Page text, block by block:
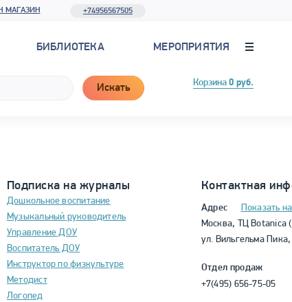
МАГАЗИН +74956567505
БИБЛИОТЕКА МЕРОПРИЯТИЯ
Искать Корзина 0 руб.
Подписка на журналы
Дошкольное воспитание
Музыкальный руководитель
Управление ДОУ
Воспитатель ДОУ
Инструктор по физкультуре
Методист
Логопед
Контактная
Адрес
Показать
Москва, ТЦ Botanica
ул. Вильгельма
Отдел продаж
+7(495) 656-75-05